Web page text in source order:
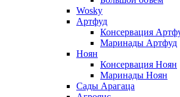
Wosky
Артфуд
Консервация
Маринады Артфуд
Ноян
Консервация Ноян
Маринады Ноян
Сады Арагаца